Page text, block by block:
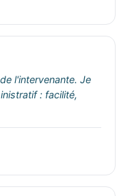
l'intervenante. Je
: facilité,